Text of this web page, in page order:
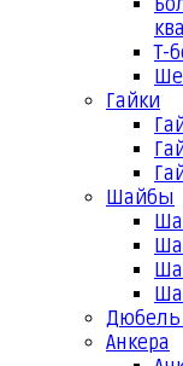
Т-
Гайки
Шайбы
Дюбель
Анкера